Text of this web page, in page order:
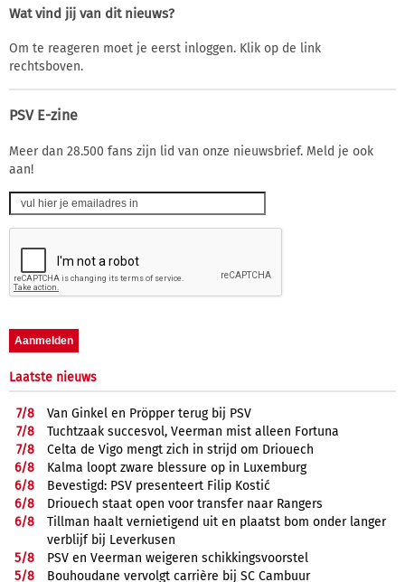
Wat vind jij van dit nieuws?
Om te reageren moet je eerst inloggen. Klik op de link
rechtsboven.
PSV E-zine
Meer dan 28.500 fans zijn lid van onze nieuwsbrief. Meld je ook
aan!
Laatste nieuws
7/8
Van Ginkel en Pröpper terug bij PSV
7/8
Tuchtzaak succesvol, Veerman mist alleen Fortuna
7/8
Celta de Vigo mengt zich in strijd om Driouech
6/8
Kalma loopt zware blessure op in Luxemburg
6/8
Bevestigd: PSV presenteert Filip Kostić
6/8
Driouech staat open voor transfer naar Rangers
6/8
Tillman haalt vernietigend uit en plaatst bom onder langer
verblijf bij Leverkusen
5/8
PSV en Veerman weigeren schikkingsvoorstel
5/8
Bouhoudane vervolgt carrière bij SC Cambuur